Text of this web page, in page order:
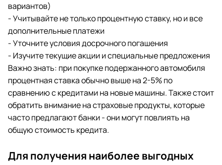
вариантов)
- Учитывайте не только процентную ставку, но и все
дополнительные платежи
- Уточните условия досрочного погашения
- Изучите текущие акции и специальные предложения
Важно знать: при покупке подержанного автомобиля
процентная ставка обычно выше на 2-5% по
сравнению с кредитами на новые машины. Также стоит
обратить внимание на страховые продукты, которые
часто предлагают банки - они могут повлиять на
общую стоимость кредита.
Для получения наиболее выгодных